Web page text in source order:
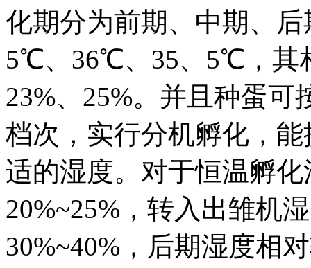
化期分为前期、中期、
5℃、36℃、35、5℃，其
23%、25%。并且种蛋
档次，实行分机孵化，
适的湿度。对于恒温孵
20%~25%，转入出雏机
30%~40%，后期湿度相